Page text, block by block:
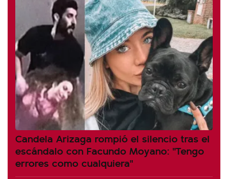
Candela Arizaga rompió el silencio tras el
escándalo con Facundo Moyano: "Tengo
errores como cualquiera"